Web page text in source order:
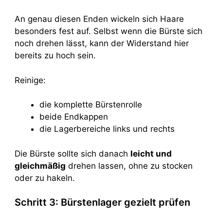
An genau diesen Enden wickeln sich Haare
besonders fest auf. Selbst wenn die Bürste sich
noch drehen lässt, kann der Widerstand hier
bereits zu hoch sein.
Reinige:
die komplette Bürstenrolle
beide Endkappen
die Lagerbereiche links und rechts
Die Bürste sollte sich danach leicht und
gleichmäßig drehen lassen, ohne zu stocken
oder zu hakeln.
Schritt 3: Bürstenlager gezielt prüfen